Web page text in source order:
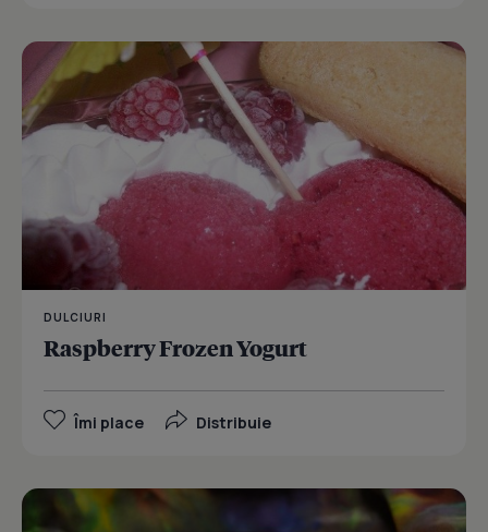
DULCIURI
Raspberry Frozen Yogurt
Îmi place Distribuie